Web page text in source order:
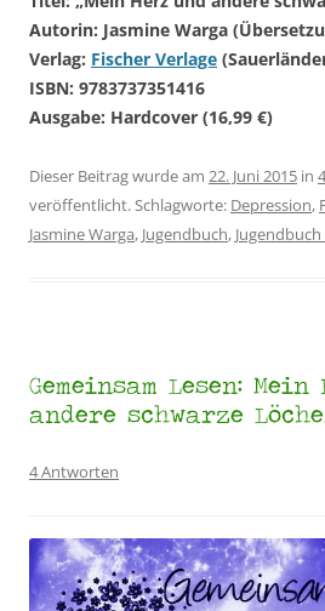
Autorin: Jasmine Warga
Verlag: Fischer Verlage
ISBN: 9783737351416
Ausgabe: Hardcover (16,99 €)
Dieser Beitrag wurde am 22. Juni 2015 in
veröffentlicht. Schlagworte: Depression,
Jasmine Warga, Jugendbuch,
Gemeinsam Lesen:
andere schwarze
4 Antworten